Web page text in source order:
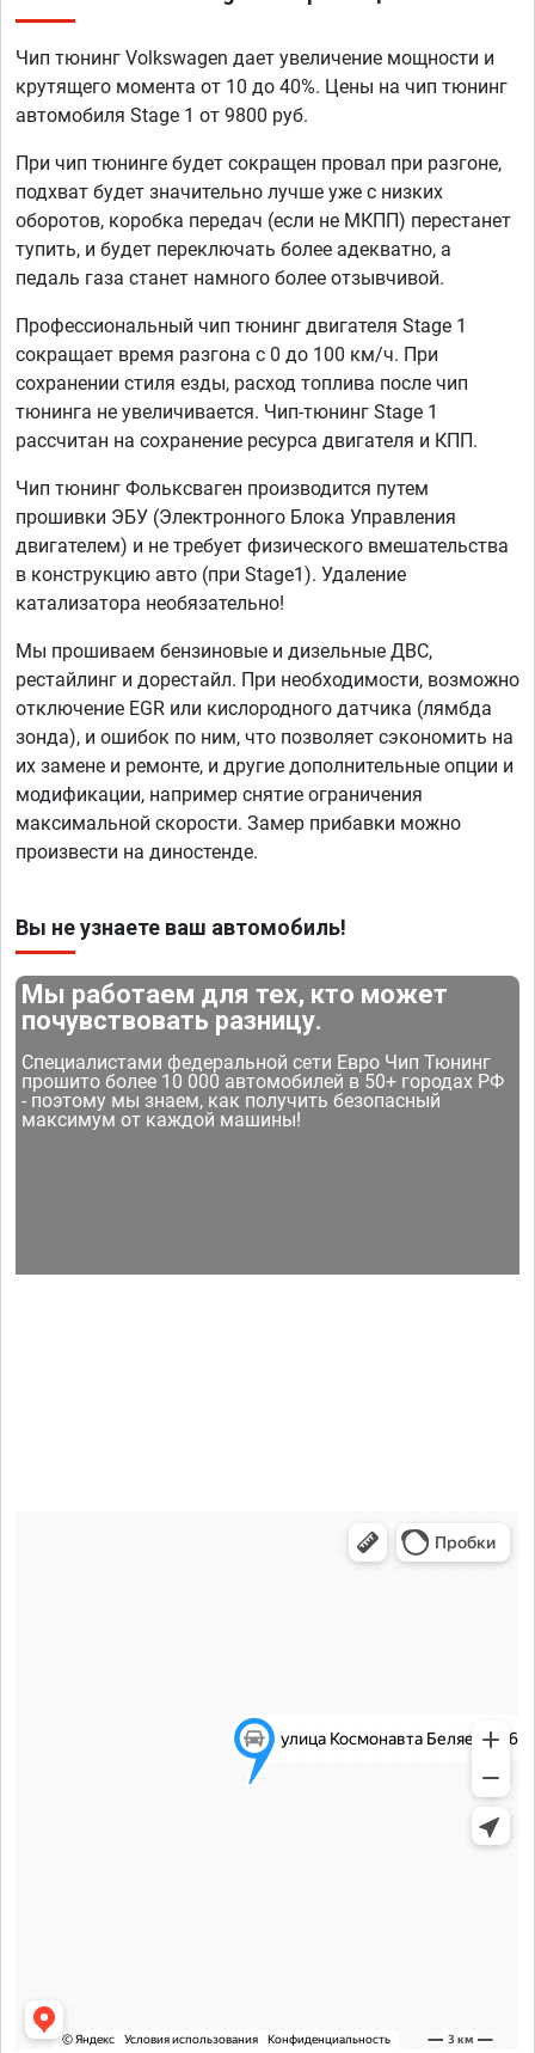
Чип тюнинг Volkswagen дает увеличение мощности и
крутящего момента от 10 до 40%. Цены на чип тюнинг
автомобиля Stage 1 от 9800 руб.
При чип тюнинге будет сокращен провал при разгоне,
подхват будет значительно лучше уже с низких
оборотов, коробка передач (если не МКПП) перестанет
тупить, и будет переключать более адекватно, а
педаль газа станет намного более отзывчивой.
Профессиональный чип тюнинг двигателя Stage 1
сокращает время разгона с 0 до 100 км/ч. При
сохранении стиля езды, расход топлива после чип
тюнинга не увеличивается. Чип-тюнинг Stage 1
рассчитан на сохранение ресурса двигателя и КПП.
Чип тюнинг Фольксваген производится путем
прошивки ЭБУ (Электронного Блока Управления
двигателем) и не требует физического вмешательства
в конструкцию авто (при Stage1). Удаление
катализатора необязательно!
Мы прошиваем бензиновые и дизельные ДВС,
рестайлинг и дорестайл. При необходимости, возможно
отключение EGR или кислородного датчика (лямбда
зонда), и ошибок по ним, что позволяет сэкономить на
их замене и ремонте, и другие дополнительные опции и
модификации, например снятие ограничения
максимальной скорости. Замер прибавки можно
произвести на диностенде.
Вы не узнаете ваш автомобиль!
Мы работаем для тех, кто может
почувствовать разницу.
Специалистами федеральной сети Евро Чип Тюнинг
прошито более 10 000 автомобилей в 50+ городах РФ
- поэтому мы знаем, как получить безопасный
максимум от каждой машины!